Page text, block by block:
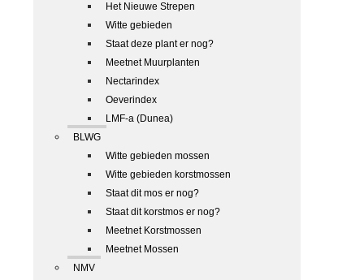
Het Nieuwe Strepen
Witte gebieden
Staat deze plant er nog?
Meetnet Muurplanten
Nectarindex
Oeverindex
LMF-a (Dunea)
BLWG
Witte gebieden mossen
Witte gebieden korstmossen
Staat dit mos er nog?
Staat dit korstmos er nog?
Meetnet Korstmossen
Meetnet Mossen
NMV